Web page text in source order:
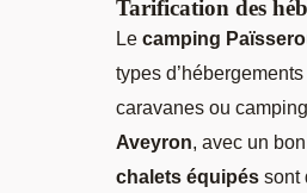
Tarification des
Le camping
types
caravanes ou
Aveyron, avec un
chalets équipés sont